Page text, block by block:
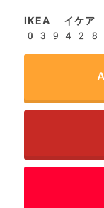
IKEA イケア
0394287